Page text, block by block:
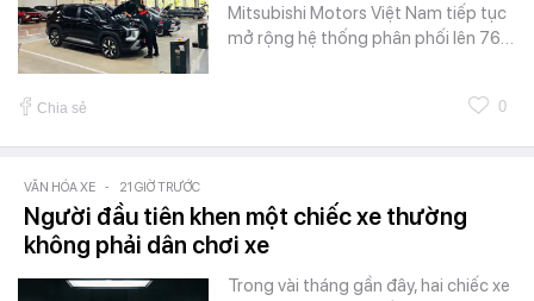
Mitsubishi Motors Việt Nam tiếp tục
mở rộng hệ thống phân phối lên 76…
Chia sẻ 0
VĂN HÓA XE - 21 GIỜ TRƯỚC
Người đầu tiên khen một chiếc xe thường
không phải dân chơi xe
Trong vài tháng gần đây, hai chiếc xe